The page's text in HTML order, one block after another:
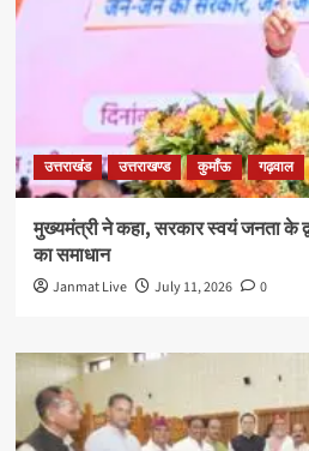
उत्तराखंड उत्तराखण्ड कुमाँऊ गढ़वाल
मुख्यमंत्री ने कहा, सरकार स्वयं जनता के
का समाधान
Janmat Live July 11, 2026 0